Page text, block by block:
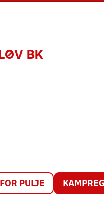
BK
PULJE